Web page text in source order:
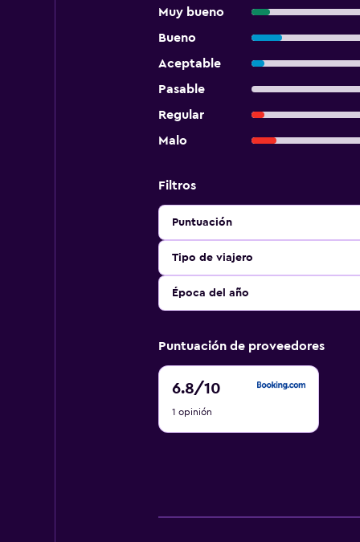
Muy bueno
Bueno
Aceptable
Pasable
Regular
Malo
Filtros
Puntuación
Tipo de viajero
Época del año
Puntuación de proveedores
6.8/10
6.8
10
1 opinión